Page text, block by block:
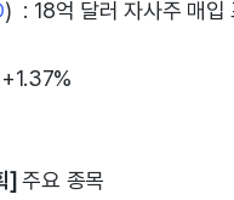
) : 18억 달러 자사주 매입
]주요 종목